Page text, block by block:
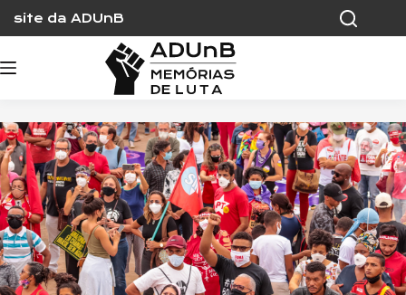
content
site da ADUnB